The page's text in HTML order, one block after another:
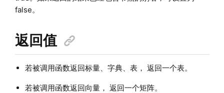
false。
返回值
若被调用函数返回标量、字典、表， 返回一个表。
若被调用函数返回向量， 返回一个矩阵。